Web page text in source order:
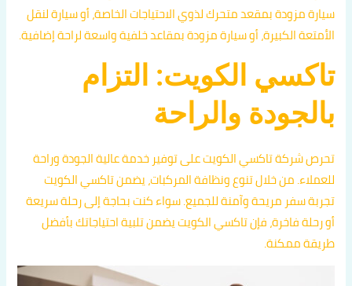
سيارة مزودة بمقعد متحرك لذوي الاحتياجات الخاصة، أو سيارة لنقل
الأمتعة الكبيرة، أو سيارة مزودة بمقاعد خلفية واسعة لراحة إضافية.
تاكسي الكويت: التزام
بالجودة والراحة
تحرص شركة تاكسي الكويت على توفير خدمة عالية الجودة وراحة
للعملاء. من خلال تنوع ونظافة المركبات، يضمن تاكسي الكويت
تجربة سفر مريحة وآمنة للجميع. سواء كنت بحاجة إلى رحلة سريعة
أو رحلة فاخرة، فإن تاكسي الكويت يضمن تلبية احتياجاتك بأفضل
طريقة ممكنة.